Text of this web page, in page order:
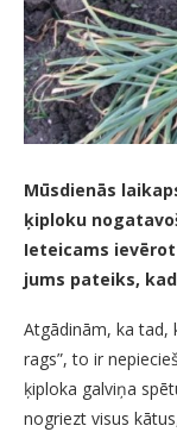
Mūsdienās
ķiploku
Ieteicams
jums pateiks,
Atgādinām, ka tad,
rags”, to ir
ķiploka galviņa
nogriezt visus